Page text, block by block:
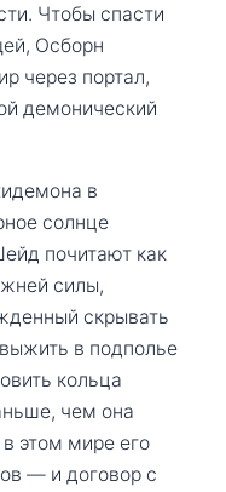
Чтобы спасти
Осборн
через портал,
демонический
в
солнце
почитают как
силы,
скрывать
в подполье
кольца
чем она
этом мире его
— и договор с